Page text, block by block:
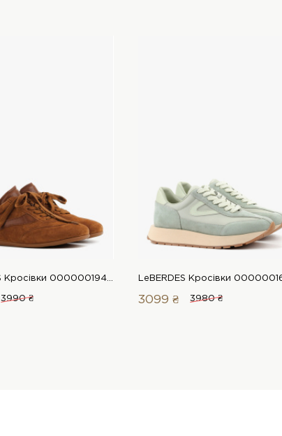
LeBERDES Кросівки 00000019417 1 Магазин взуття “Favorite Shoes”
3990 ₴ 3099 ₴ 3980 ₴